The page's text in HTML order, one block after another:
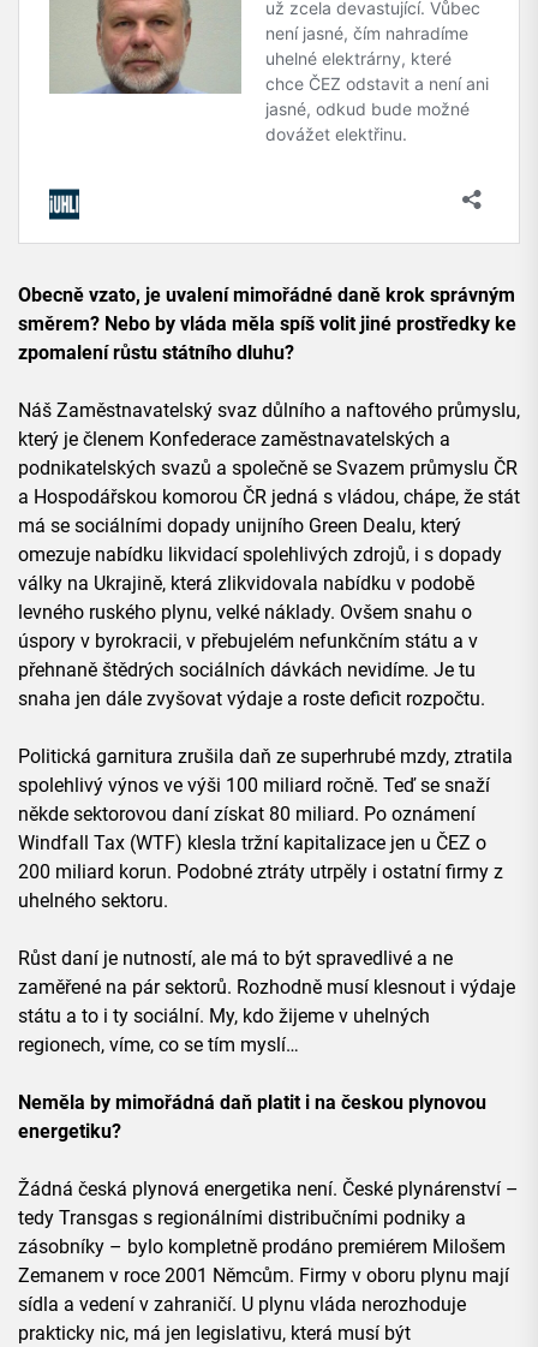
Obecně vzato, je uvalení mimořádné daně krok správným
směrem? Nebo by vláda měla spíš volit jiné prostředky ke
zpomalení růstu státního dluhu?
Náš Zaměstnavatelský svaz důlního a naftového průmyslu,
který je členem Konfederace zaměstnavatelských a
podnikatelských svazů a společně se Svazem průmyslu ČR
a Hospodářskou komorou ČR jedná s vládou, chápe, že stát
má se sociálními dopady unijního Green Dealu, který
omezuje nabídku likvidací spolehlivých zdrojů, i s dopady
války na Ukrajině, která zlikvidovala nabídku v podobě
levného ruského plynu, velké náklady. Ovšem snahu o
úspory v byrokracii, v přebujelém nefunkčním státu a v
přehnaně štědrých sociálních dávkách nevidíme. Je tu
snaha jen dále zvyšovat výdaje a roste deficit rozpočtu.
Politická garnitura zrušila daň ze superhrubé mzdy, ztratila
spolehlivý výnos ve výši 100 miliard ročně. Teď se snaží
někde sektorovou daní získat 80 miliard. Po oznámení
Windfall Tax (WTF) klesla tržní kapitalizace jen u ČEZ o
200 miliard korun. Podobné ztráty utrpěly i ostatní firmy z
uhelného sektoru.
Růst daní je nutností, ale má to být spravedlivé a ne
zaměřené na pár sektorů. Rozhodně musí klesnout i výdaje
státu a to i ty sociální. My, kdo žijeme v uhelných
regionech, víme, co se tím myslí…
Neměla by mimořádná daň platit i na českou plynovou
energetiku?
Žádná česká plynová energetika není. České plynárenství –
tedy Transgas s regionálními distribučními podniky a
zásobníky – bylo kompletně prodáno premiérem Milošem
Zemanem v roce 2001 Němcům. Firmy v oboru plynu mají
sídla a vedení v zahraničí. U plynu vláda nerozhoduje
prakticky nic, má jen legislativu, která musí být